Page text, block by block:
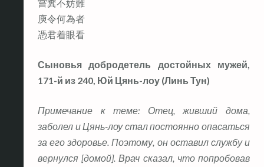
嘗糞不妨難
庾令何為者
憑君着眼看
Сыновья добродетель достойных мужей,
171-й из 240, Юй Цянь-лоу (Линь Тун)
Примечание к теме: Отец, живший дома,
заболел и Цянь-лоу стал постоянно опасаться
за его здоровье. Поэтому, он оставил службу и
вернулся [домой]. Врач сказал, что попробовав